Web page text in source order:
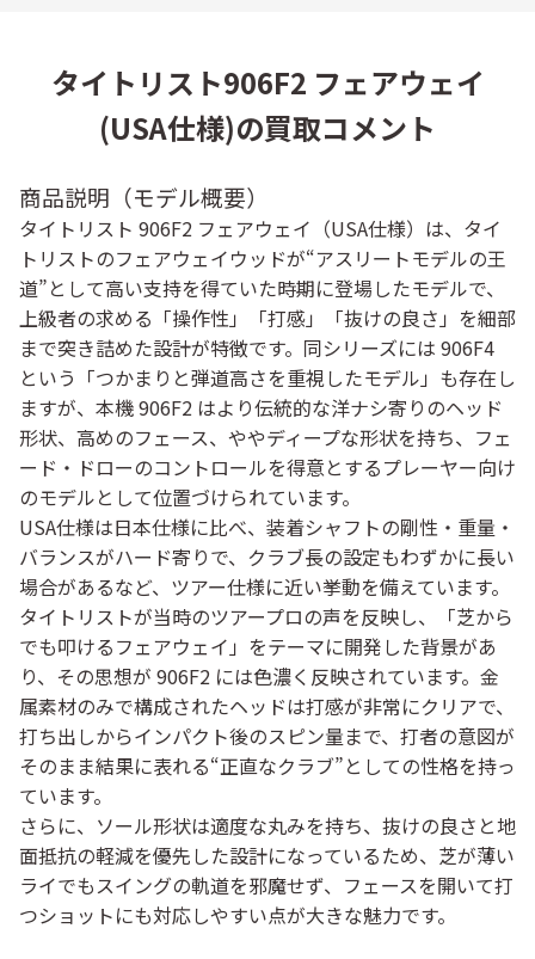
タイトリスト906F2 フェアウェイ
(USA仕様)の買取コメント
商品説明（モデル概要）
タイトリスト 906F2 フェアウェイ（USA仕様）は、タイ
トリストのフェアウェイウッドが“アスリートモデルの王
道”として高い支持を得ていた時期に登場したモデルで、
上級者の求める「操作性」「打感」「抜けの良さ」を細部
まで突き詰めた設計が特徴です。同シリーズには 906F4
という「つかまりと弾道高さを重視したモデル」も存在し
ますが、本機 906F2 はより伝統的な洋ナシ寄りのヘッド
形状、高めのフェース、ややディープな形状を持ち、フェ
ード・ドローのコントロールを得意とするプレーヤー向け
のモデルとして位置づけられています。
USA仕様は日本仕様に比べ、装着シャフトの剛性・重量・
バランスがハード寄りで、クラブ長の設定もわずかに長い
場合があるなど、ツアー仕様に近い挙動を備えています。
タイトリストが当時のツアープロの声を反映し、「芝から
でも叩けるフェアウェイ」をテーマに開発した背景があ
り、その思想が 906F2 には色濃く反映されています。金
属素材のみで構成されたヘッドは打感が非常にクリアで、
打ち出しからインパクト後のスピン量まで、打者の意図が
そのまま結果に表れる“正直なクラブ”としての性格を持っ
ています。
さらに、ソール形状は適度な丸みを持ち、抜けの良さと地
面抵抗の軽減を優先した設計になっているため、芝が薄い
ライでもスイングの軌道を邪魔せず、フェースを開いて打
つショットにも対応しやすい点が大きな魅力です。